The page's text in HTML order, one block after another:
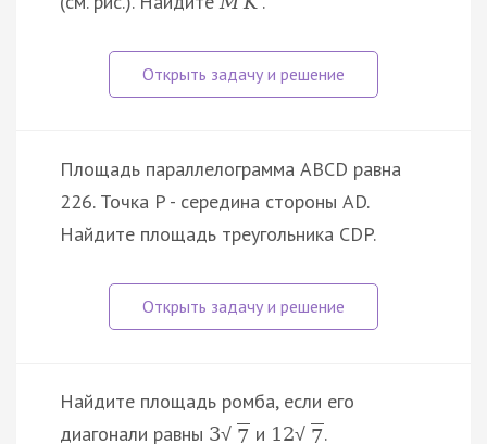
Площадь параллелограмма ABCD равна
226. Точка P - середина стороны AD.
Найдите площадь треугольника CDP.
Найдите площадь ромба, если его
диагонали равны 3√ 7 и 12√ 7.